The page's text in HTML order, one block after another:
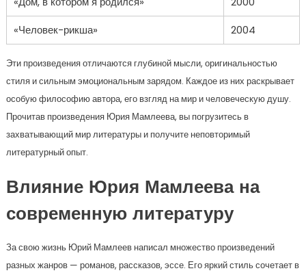
«Человек-рикша»
2004
Эти произведения отличаются глубиной мысли, оригинальностью
стиля и сильным эмоциональным зарядом. Каждое из них раскрывает
особую философию автора, его взгляд на мир и человеческую душу.
Прочитав произведения Юрия Мамлеева, вы погрузитесь в
захватывающий мир литературы и получите неповторимый
литературный опыт.
Влияние Юрия Мамлеева на
современную литературу
За свою жизнь Юрий Мамлеев написал множество произведений
разных жанров — романов, рассказов, эссе. Его яркий стиль сочетает в